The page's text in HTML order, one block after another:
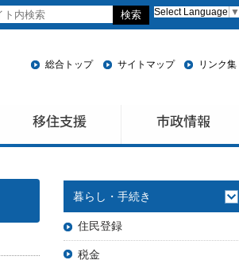
Select Language ▼
総合トップ サイトマップ リンク集
暮らし・手続き
住民登録
税金